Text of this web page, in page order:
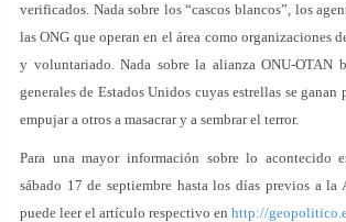
verificados. Nada sobre los “cascos blancos”, los
las ONG que operan en el área como organizaciones
y voluntariado. Nada sobre la alianza ONU-OTAN
generales de Estados Unidos cuyas estrellas se ganan
empujar a otros a masacrar y a sembrar el terror.
Para una mayor información sobre lo acontecido
sábado 17 de septiembre hasta los días previos a la
puede leer el artículo respectivo en http://